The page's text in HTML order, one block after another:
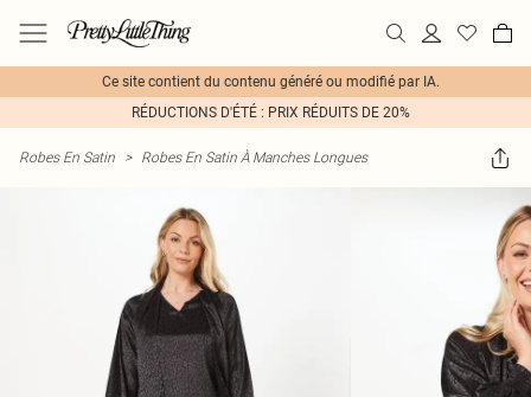
Ce site contient du contenu généré ou modifié par IA.
RÉDUCTIONS D'ÉTÉ : PRIX RÉDUITS DE 20%
Robes En Satin > Robes En Satin À Manches Longues